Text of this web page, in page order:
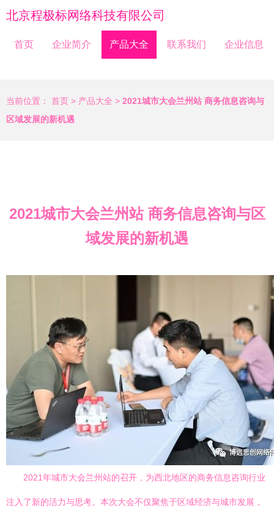
北京程极标网络科技有限公司
首页 企业简介 产品大全 联系我们 企业信息
当前位置： 首页 > 产品大全 > 2021城市大会兰州站 商务信息咨询与
区域发展的新机遇
2021城市大会兰州站 商务信息咨询与区
域发展的新机遇
2021年城市大会兰州站的召开，为西北地区的商务信息咨询行业
注入了新的活力与思考。本次大会不仅聚焦于区域经济与城市发展，